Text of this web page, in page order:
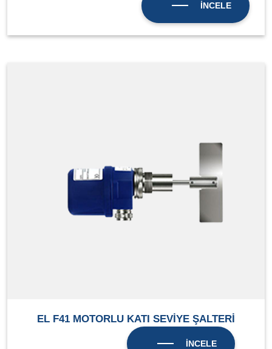
İNCELE
EL F41 MOTORLU KATI SEVİYE ŞALTERİ
İNCELE